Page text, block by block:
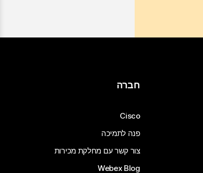
חברה
Cisco
פנה לתמיכה
צור קשר עם מחלקת מכירות
Webex Blog